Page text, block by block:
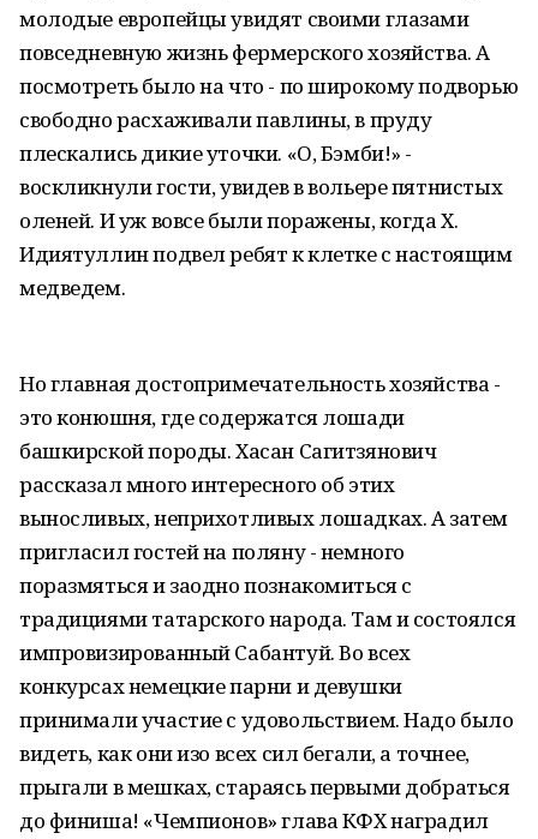
молодые европейцы увидят своими глазами
повседневную жизнь фермерского хозяйства. А
посмотреть было на что - по широкому подворью
свободно расхаживали павлины, в пруду
плескались дикие уточки. «О, Бэмби!» -
воскликнули гости, увидев в вольере пятнистых
оленей. И уж вовсе были поражены, когда Х.
Идиятуллин подвел ребят к клетке с настоящим
медведем.
Но главная достопримечательность хозяйства -
это конюшня, где содержатся лошади
башкирской породы. Хасан Сагитзянович
рассказал много интересного об этих
выносливых, неприхотливых лошадках. А затем
пригласил гостей на поляну - немного
поразмяться и заодно познакомиться с
традициями татарского народа. Там и состоялся
импровизированный Сабантуй. Во всех
конкурсах немецкие парни и девушки
принимали участие с удовольствием. Надо было
видеть, как они изо всех сил бегали, а точнее,
прыгали в мешках, стараясь первыми добраться
до финиша! «Чемпионов» глава КФХ наградил